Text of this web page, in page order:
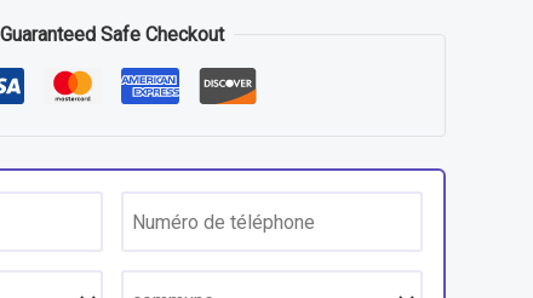
Guaranteed Safe Checkout